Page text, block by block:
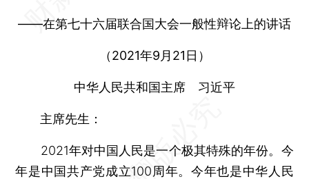
——在第七十六届联合国大会一般性辩论上的讲话
（2021年9月21日）
中华人民共和国主席 习近平
主席先生：
2021年对中国人民是一个极其特殊的年份。今
年是中国共产党成立100周年。今年也是中华人民